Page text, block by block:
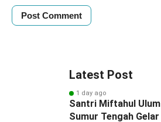
Latest Post
1 day ago
Santri Miftahul Ulum
Sumur Tengah Gelar